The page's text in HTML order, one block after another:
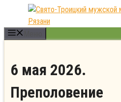
Перейти
содержимому
6 мая 2026.
Преполовение